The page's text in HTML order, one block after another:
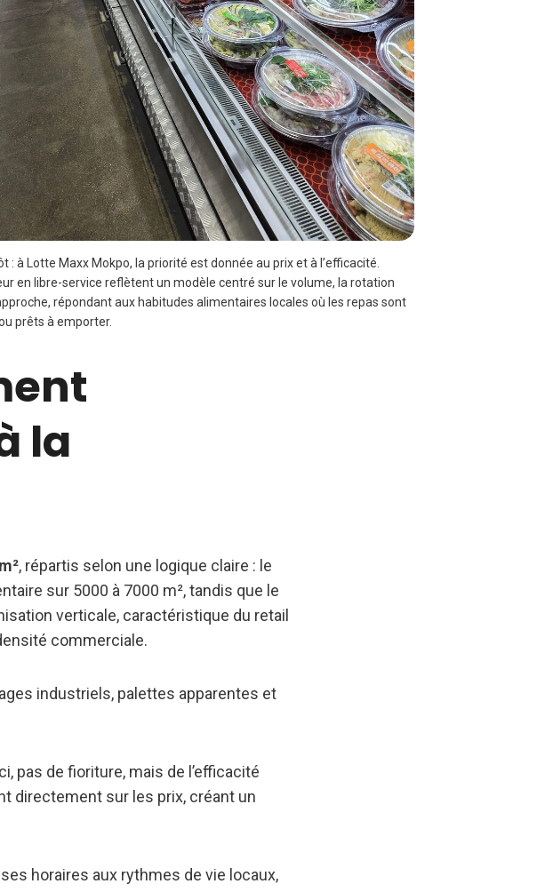
Lotte Maxx Mokpo, la priorité est donnée au prix et à l’efficacité.
en libre-service reflètent un modèle centré sur le volume, la rotation
répondant aux habitudes alimentaires locales où les repas sont
prêts à emporter.
la
, répartis selon une logique claire : le
sur 5000 à 7000 m², tandis que le
verticale, caractéristique du retail
commerciale.
industriels, palettes apparentes et
pas de fioriture, mais de l’efficacité
directement sur les prix, créant un
horaires aux rythmes de vie locaux,